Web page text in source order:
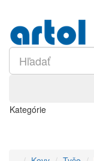
Kategórie